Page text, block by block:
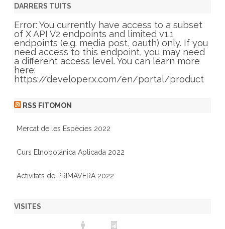
g
r
i
e
s
DARRERS TUITS
Error: You currently have access to a subset
of X API V2 endpoints and limited v1.1
endpoints (e.g. media post, oauth) only. If you
need access to this endpoint, you may need
a different access level. You can learn more
here:
https://developer.x.com/en/portal/product
RSS FITOMON
Mercat de les Espècies 2022
Curs Etnobotánica Aplicada 2022
Activitats de PRIMAVERA 2022
VISITES